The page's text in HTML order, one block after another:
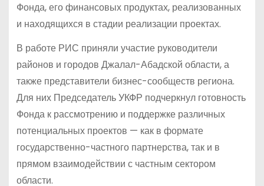
Фонда, его финансовых продуктах, реализованных
и находящихся в стадии реализации проектах.
В работе РИС приняли участие руководители
районов и городов Джалал-Абадской области, а
также представители бизнес-сообществ региона.
Для них Председатель УКФР подчеркнул готовность
Фонда к рассмотрению и поддержке различных
потенциальных проектов — как в формате
государственно-частного партнерства, так и в
прямом взаимодействии с частным сектором
области.